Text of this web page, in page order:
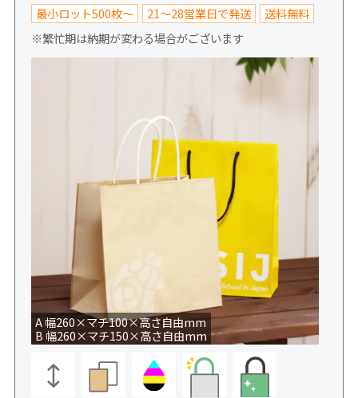
最小ロット500枚～ 21～28営業日で発送
送料無料
※繁忙期は納期が変わる場合がございます
A 幅260×マチ100×高さ自由mm
B 幅260×マチ150×高さ自由mm